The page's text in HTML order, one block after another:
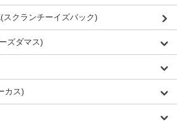
スクランチーイズバック)
ズダマス)
カス)